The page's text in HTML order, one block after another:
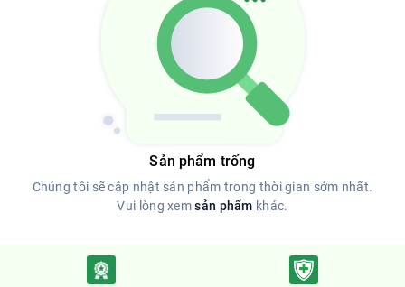
Sản phẩm trống
Chúng tôi sẽ cập nhật sản phẩm trong thời gian sớm nhất.
Vui lòng xemsản phẩm khác.